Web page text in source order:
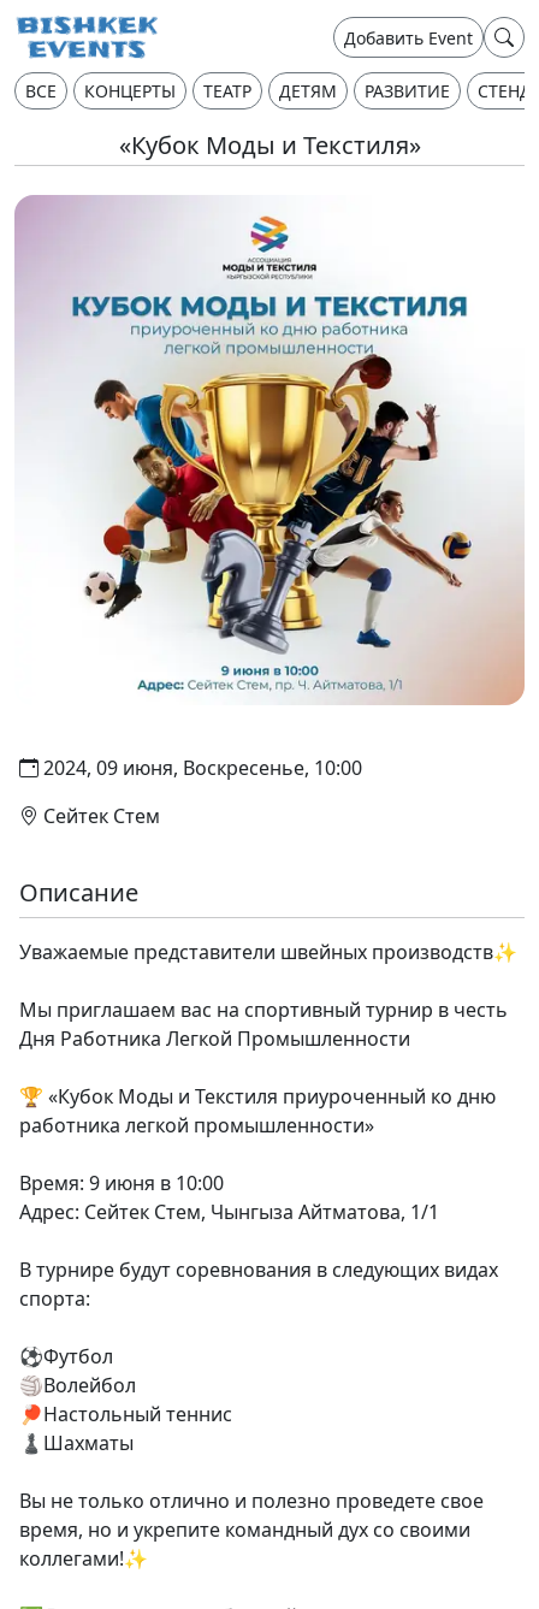
Добавить Event
ВСЕ КОНЦЕРТЫ ТЕАТР ДЕТЯМ РАЗВИТИЕ
«Кубок Моды и Текстиля»
2024, 09 июня, Воскресенье, 10:00
Сейтек Стем
Описание
Уважаемые представители швейных производств✨
Мы приглашаем вас на спортивный турнир в честь
Дня Работника Легкой Промышленности
🏆 «Кубок Моды и Текстиля приуроченный ко дню
работника легкой промышленности»
Время: 9 июня в 10:00
Адрес: Сейтек Стем, Чынгыза Айтматова, 1/1
В турнире будут соревнования в следующих видах
спорта:
⚽️Футбол
🏐Волейбол
🏓Настольный теннис
♟️Шахматы
Вы не только отлично и полезно проведете свое
время, но и укрепите командный дух со своими
коллегами!✨